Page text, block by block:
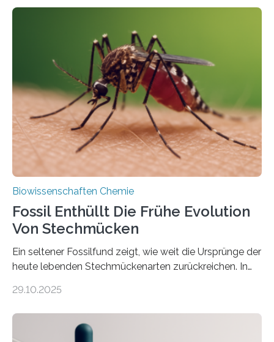
Grünalgen, die vor Hunderten von Millionen Jahren
lebten. Unter den Vorfahren sticht eine Gruppe heraus,
die noch heute in der Natur vorkommt: die
Süßwasseralge Coleochaetophyceae. Einige Arten
dieser Gruppe bilden aus Zellfäden dichte Geflechte
mit scheibenförmiger Gestalt. Was auffällig ist: Die
nächsten…
Biowissenschaften Chemie
Fossil Enthüllt Die Frühe Evolution
Von Stechmücken
Ein seltener Fossilfund zeigt, wie weit die Ursprünge der
heute lebenden Stechmückenarten zurückreichen. In
Forschende die bisher älteste bekannte Stechmücken-
Region Kachin in Myanmar und hat sich in
ausgezeichnetem Zustand erhalten. Es konnte als neue
29.10.2025